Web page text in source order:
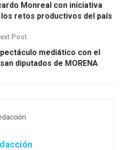
Monreal con iniciativa
retos productivos del país
Post
mediático con el
diputados de MORENA